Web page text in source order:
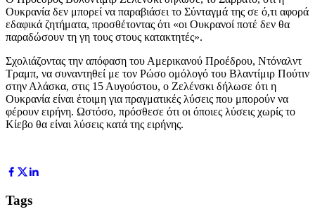
Ουκρανία δεν μπορεί να παραβιάσει το Σύνταγμά της σε ό,τι αφορά
εδαφικά ζητήματα, προσθέτοντας ότι «οι Ουκρανοί ποτέ δεν θα
παραδώσουν τη γη τους στους κατακτητές».
Σχολιάζοντας την απόφαση του Αμερικανού Προέδρου, Ντόναλντ
Τραμπ, να συναντηθεί με τον Ρώσο ομόλογό του Βλαντίμιρ Πούτιν
στην Αλάσκα, στις 15 Αυγούστου, ο Ζελένσκι δήλωσε ότι η
Ουκρανία είναι έτοιμη για πραγματικές λύσεις που μπορούν να
φέρουν ειρήνη. Ωστόσο, πρόσθεσε ότι οι όποιες λύσεις χωρίς το
Κίεβο θα είναι λύσεις κατά της ειρήνης.
Tags